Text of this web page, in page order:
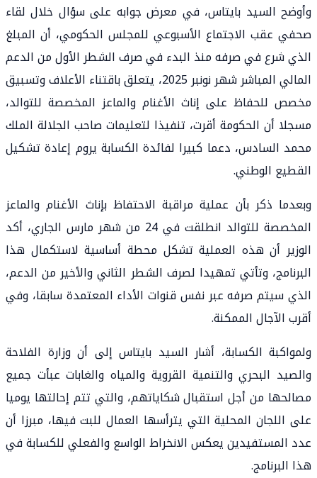
وأوضح السيد بايتاس، في معرض جوابه على سؤال خلال لقاء
صحفي عقب الاجتماع الأسبوعي للمجلس الحكومي، أن المبلغ
الذي شرع في صرفه منذ البدء في صرف الشطر الأول من الدعم
المالي المباشر شهر نونبر 2025، يتعلق باقتناء الأعلاف وتسبيق
مخصص للحفاظ على إناث الأغنام والماعز المخصصة للتوالد،
مسجلا أن الحكومة أقرت، تنفيذا لتعليمات صاحب الجلالة الملك
محمد السادس، دعما كبيرا لفائدة الكسابة يروم إعادة تشكيل
القطيع الوطني.
وبعدما ذكر بأن عملية مراقبة الاحتفاظ بإناث الأغنام والماعز
المخصصة للتوالد انطلقت في 24 من شهر مارس الجاري، أكد
الوزير أن هذه العملية تشكل محطة أساسية لاستكمال هذا
البرنامج، وتأتي تمهيدا لصرف الشطر الثاني والأخير من الدعم،
الذي سيتم صرفه عبر نفس قنوات الأداء المعتمدة سابقا، وفي
أقرب الآجال الممكنة.
ولمواكبة الكسابة، أشار السيد بايتاس إلى أن وزارة الفلاحة
والصيد البحري والتنمية القروية والمياه والغابات عبأت جميع
مصالحها من أجل استقبال شكاياتهم، والتي تتم إحالتها يوميا
على اللجان المحلية التي يترأسها العمال للبت فيها، مبرزا أن
عدد المستفيدين يعكس الانخراط الواسع والفعلي للكسابة في
هذا البرنامج.